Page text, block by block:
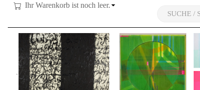
Ihr Warenkorb ist noch leer.
.